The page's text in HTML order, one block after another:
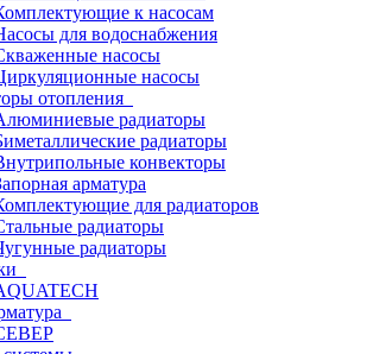
к насосам
для водоснабжения
насосы
насосы
отопления
радиаторы
радиаторы
конвекторы
арматура
для радиаторов
радиаторы
радиаторы